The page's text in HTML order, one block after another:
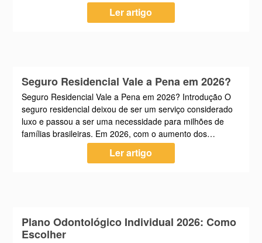
Ler artigo
Seguro Residencial Vale a Pena em 2026?
Seguro Residencial Vale a Pena em 2026? Introdução O
seguro residencial deixou de ser um serviço considerado
luxo e passou a ser uma necessidade para milhões de
famílias brasileiras. Em 2026, com o aumento dos…
Ler artigo
Plano Odontológico Individual 2026: Como
Escolher